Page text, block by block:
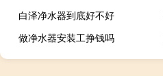
白泽净水器到底好不好
做净水器安装工挣钱吗